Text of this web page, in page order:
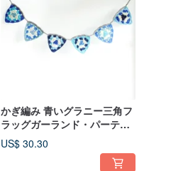
かぎ編み 青いグラニー三角フ
ラッグガーランド・パーティ
ー / アウトドア / キャンプ / ピ
クニック / 誕生日 / インテリ
US$ 30.30